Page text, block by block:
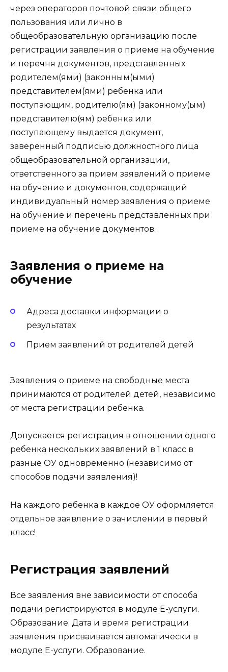
через операторов почтовой связи общего
пользования или лично в
общеобразовательную организацию после
регистрации заявления о приеме на обучение
и перечня документов, представленных
родителем(ями) (законным(ыми)
представителем(ями) ребенка или
поступающим, родителю(ям) (законному(ым)
представителю(ям) ребенка или
поступающему выдается документ,
заверенный подписью должностного лица
общеобразовательной организации,
ответственного за прием заявлений о приеме
на обучение и документов, содержащий
индивидуальный номер заявления о приеме
на обучение и перечень представленных при
приеме на обучение документов.
Заявления о приеме на
обучение
Адреса доставки информации о
результатах
Прием заявлений от родителей детей
Заявления о приеме на свободные места
принимаются от родителей детей, независимо
от места регистрации ребенка.
Допускается регистрация в отношении одного
ребенка нескольких заявлений в 1 класс в
разные ОУ одновременно (независимо от
способов подачи заявления)!
На каждого ребенка в каждое ОУ оформляется
отдельное заявление о зачислении в первый
класс!
Регистрация заявлений
Все заявления вне зависимости от способа
подачи регистрируются в модуле Е-услуги.
Образование. Дата и время регистрации
заявления присваивается автоматически в
модуле Е-услуги. Образование.